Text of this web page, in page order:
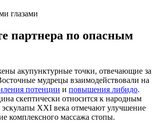
партнера по опасным
акупунктурные точки, отвечающие за
мудрецы взаимодействовали на
потенции и повышения либидо.
скептически относится к народным
XXI века отмечают улучшение
комплексного массажа стопы.